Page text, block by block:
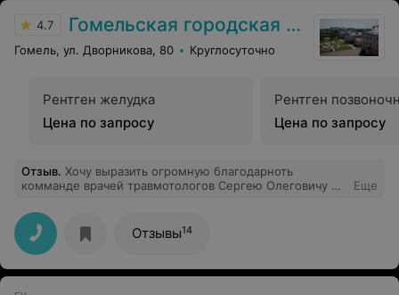
4.7 Гомельская городская клиническая больница №1
Гомель, ул. Дворникова, 80 Круглосуточно
Рентген желудка
Цена по запросу
Рентген
Цена по запросу
Отзыв. Хочу выразить огромную благодарноть
комманде врачей травмотологов Сергею Олеговичу и
протезорование тазабедренного сустава !!! Спасибо ,
вам, за нелегкий труд, успехов и благополучие в
работе!!! Особое внимание молодому доктору у П.Е.,
желаю Вам карьерноно роста!!! Очень чуткий и
внимательный доктор!!!!
Еще
Отзывы14